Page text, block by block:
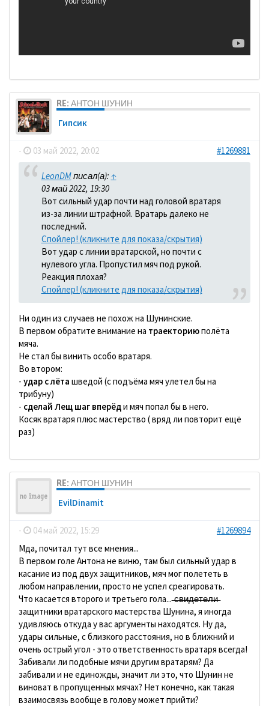
RE: АНТОН ШУНИН
Гипсик
- 03 май 2022, 20:02 #1269881
LeonDMписал(а): ↑
03 май 2022, 19:30
Вот сильный удар почти над головой вратаря
из-за линии штрафной. Вратарь далеко не
последний.
Спойлер! (кликните для показа/скрытия)
Вот удар с линии вратарской, но почти с
нулевого угла. Пропустил мяч под рукой.
Реакция плохая?
Спойлер! (кликните для показа/скрытия)
Ни один из случаев не похож на Шунинские.
В первом обратите внимание на траекториюполёта
мяча.
Не стал бы винить особо вратаря.
Во втором:
- удар с лёта шведой (с подъёма мяч улетел бы на
трибуну)
- сделай Лещ шаг вперёди мяч попал бы в него.
Косяк вратаря плюс мастерство ( вряд ли повторит ещё
раз)
RE: АНТОН ШУНИН
EvilDinamit
- 04 май 2022, 15:29
#1269894
Мда, почитал тут все мнения...
В первом голе Антона не виню, там был сильный удар в
касание из под двух защитников, мяч мог полететь в
любом направлении, просто не успел среагировать.
Что касается второго и третьего гола... ̶с̶в̶и̶д̶е̶т̶е̶л̶и̶
защитники вратарского мастерства Шунина, я иногда
удивляюсь откуда у вас аргументы находятся. Ну да,
удары сильные, с близкого расстояния, но в ближний и
очень острый угол - это ответственность вратаря всегда!
Забивали ли подобные мячи другим вратарям? Да
забивали и не единожды, значит ли это, что Шунин не
виноват в пропущенных мячах? Нет конечно, как такая
взаимосвязь вообще в голову может прийти?